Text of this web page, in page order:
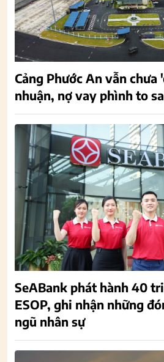
Cảng Phước An vẫn chưa
nhuận, nợ vay phình to
SeABank phát hành 40
ESOP, ghi nhận những
ngũ nhân sự